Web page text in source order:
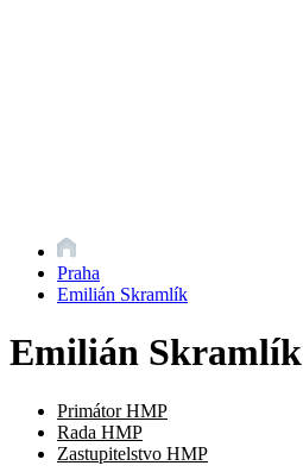
Praha
Emilián Skramlík
Emilián Skramlík
Primátor HMP
Rada HMP
Zastupitelstvo HMP